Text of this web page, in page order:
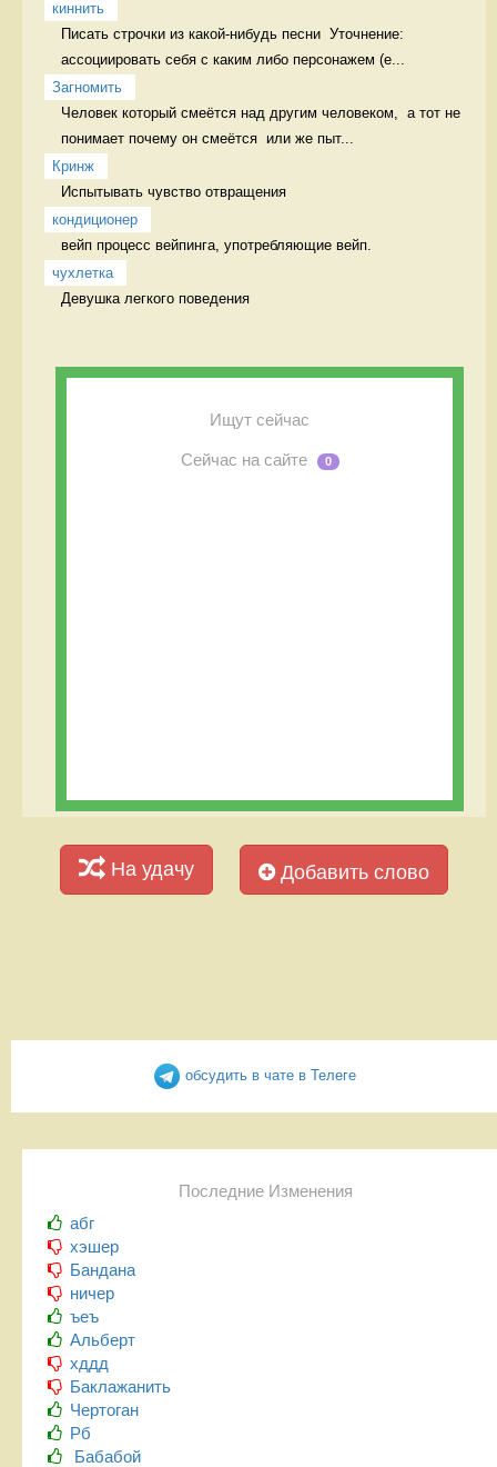
киннить
Писать строчки из какой-нибудь песни  Уточнение:
ассоциировать себя с каким либо персонажем (е...
Загномить
Человек который смеётся над другим человеком,  а тот не
понимает почему он смеётся  или же пыт...
Кринж
Испытывать чувство отвращения
кондиционер
вейп процесс вейпинга, употребляющие вейп.
чухлетка
Девушка легкого поведения
Ищут сейчас
Сейчас на сайте 0
На удачу Добавить слово
обсудить в чате в Телеге
Последние Изменения
абг
хэшер
Бандана
ничер
ъеъ
Альберт
хддд
Баклажанить
Чертоган
Рб
Бабабой